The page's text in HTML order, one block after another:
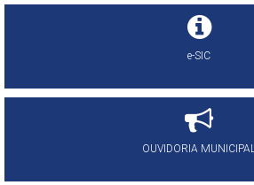
e-SIC
OUVIDORIA MUNICIPAL